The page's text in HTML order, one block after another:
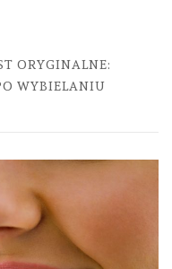
ORYGINALNE:
WYBIELANIU